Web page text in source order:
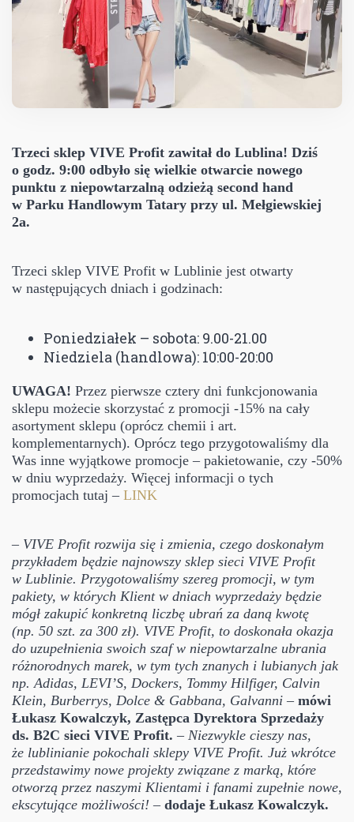
Trzeci sklep VIVE Profit zawitał do Lublina! Dziś
o godz. 9:00 odbyło się wielkie otwarcie nowego
punktu z niepowtarzalną odzieżą second hand
w Parku Handlowym Tatary przy ul. Mełgiewskiej
2a.
Trzeci sklep VIVE Profit w Lublinie jest otwarty
w następujących dniach i godzinach:
Poniedziałek – sobota: 9.00-21.00
Niedziela (handlowa): 10:00-20:00
UWAGA! Przez pierwsze cztery dni funkcjonowania
sklepu możecie skorzystać z promocji -15% na cały
asortyment sklepu (oprócz chemii i art.
komplementarnych). Oprócz tego przygotowaliśmy dla
Was inne wyjątkowe promocje – pakietowanie, czy -50%
w dniu wyprzedaży. Więcej informacji o tych
promocjach tutaj – LINK
– VIVE Profit rozwija się i zmienia, czego doskonałym
przykładem będzie najnowszy sklep sieci VIVE Profit
w Lublinie. Przygotowaliśmy szereg promocji, w tym
pakiety, w których Klient w dniach wyprzedaży będzie
mógł zakupić konkretną liczbę ubrań za daną kwotę
(np. 50 szt. za 300 zł). VIVE Profit, to doskonała okazja
do uzupełnienia swoich szaf w niepowtarzalne ubrania
różnorodnych marek, w tym tych znanych i lubianych jak
np. Adidas, LEVI’S, Dockers, Tommy Hilfiger, Calvin
Klein, Burberrys, Dolce & Gabbana, Galvanni – mówi
Łukasz Kowalczyk, Zastępca Dyrektora Sprzedaży
ds. B2C sieci VIVE Profit. – Niezwykle cieszy nas,
że lublinianie pokochali sklepy VIVE Profit. Już wkrótce
przedstawimy nowe projekty związane z marką, które
otworzą przez naszymi Klientami i fanami zupełnie nowe,
ekscytujące możliwości! – dodaje Łukasz Kowalczyk.